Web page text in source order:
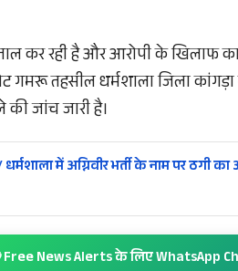
कर रही है और आरोपी के खिलाफ
गमरू तहसील धर्मशाला जिला
जांच जारी है।
में अग्निवीर भर्ती के नाम पर ठगी
Free News Alerts के लिए WhatsApp